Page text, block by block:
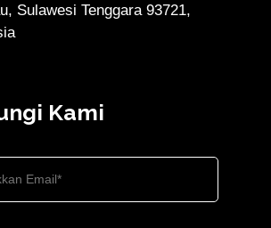
Sulawesi Tenggara 93721,
Kami